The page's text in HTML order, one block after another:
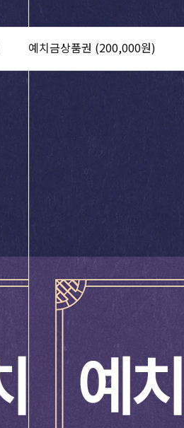
예치금상품권 (200,000원)